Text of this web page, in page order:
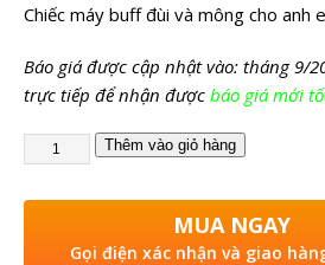
Chiếc máy buff đùi và mông cho anh
Báo giá được cập nhật vào: tháng 9/
trực tiếp để nhận được báo giá mới
Thêm vào giỏ hàng
MUA NGAY
Gọi điện xác nhận và giao